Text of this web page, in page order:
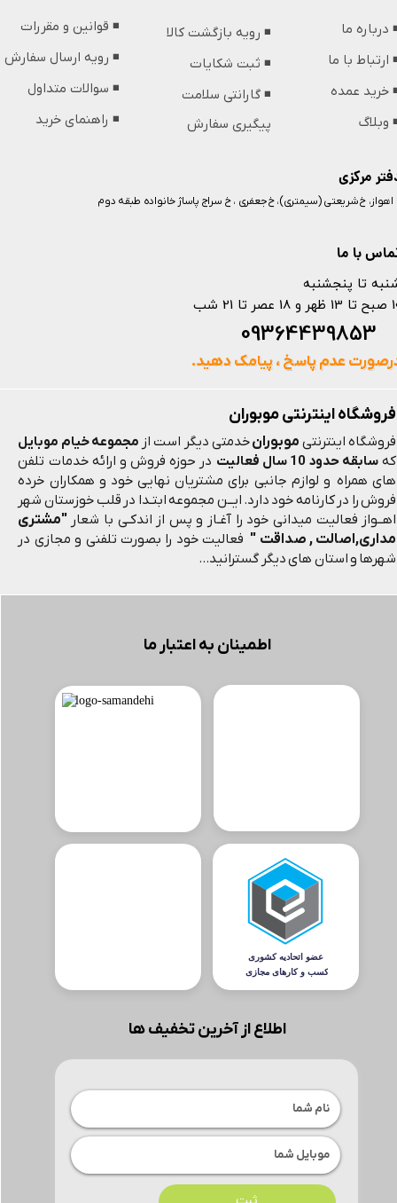
فروشگاه اینترنتی موبوران
فروشگاه اینترنتی موبورانخدمتی دیگر است از مجموعه خیام موبایل
که سابقه حدود 10 سال فعالیت
در حوزه فروش و ارائه خدمات تلفن
های همراه و لوازم جانبی برای مشتریان نهایی خود و همکاران خرده
فروش را در کارنامه خود دارد. ایــن مجموعه ابتـدا در قلب خوزستان شهر
اهــواز فعالیت میدانی خود را آغـاز و پس از اندکـی با شعار "مشتری
مداری,اصالت , صداقت " فعالیت خود را بصورت تلفنی و مجازی در
شهرها و استان های دیگر گسترانید...
اطمینان به اعتبار ما
اطلاع از آخرین تخفیف ها
مرکزی
با ما
اهواز، خ شریعتی (سیمتری)، خ جعفری ، خ سراج پاساژ خانواده طبقه دوم
تا پنجشنبه
تا 21 شب
عدم پاسخ ، پیامک دهید.
◾️ قوانین و مقررات
◾️ رویه ارسال سفارش
◾️ سوالات متداول
◾️ راهنمای خرید
درباره ما
ارتباط با ما
خرید عمده
وبلاگ
◾️ رویه بازگشت کالا
◾️ ثبت شکایات
◾️ گارانتی سلامت
پیگیری سفارش